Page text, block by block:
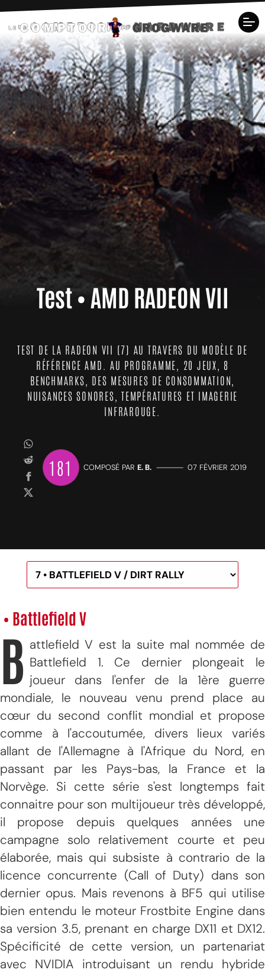
Test • AMD RADEON VII
TEST DE LA RADEON VII (7) AU TRAVERS DU MODÈLE DE
RÉFÉRENCE AMD. AU PROGRAMME, 20 JEUX, 8
BENCHMARKS, DES MESURES DE CONSOMMATION,
NUISANCES SONORES, TEMPÉRATURES ET IMAGERIE
INFRAROUGE.
181 COMPOSÉ PAR E. B. ————— 07 FÉVRIER 2019
• Battlefield V
B attlefield V est la suite mal nommée de
Battlefield 1. Ce dernier plongeait le
joueur dans l'enfer de la 1ère guerre
mondiale, le nouveau venu prend place au
cœur du second conflit mondial et propose
comme à l'accoutumée, divers lieux variés
allant de l'Allemagne à l'Afrique du Nord, en
passant par les Pays-bas, la France et la
Norvège. Si cette série s'est longtemps fait
connaitre pour son multijoueur très développé,
il propose depuis quelques années une
campagne solo relativement courte et peu
élaborée, mais qui subsiste à contrario de la
licence concurrente (Call of Duty) dans son
dernier opus. Mais revenons à BF5 qui utilise
bien entendu le moteur Frostbite Engine dans
sa version 3.5, prenant en charge DX11 et DX12.
Spécificité de cette version, un partenariat
avec NVIDIA introduisant un rendu hybride